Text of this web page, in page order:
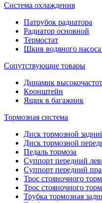
Система охлаждения
Патрубок радиатора
Радиатор основной
Термостат
Шкив водяного
Сопутствующие товары
Динамик
Кронштейн
Ящик в багажник
Тормозная система
Диск тормозной
Диск тормозной
Педаль тормоза
Суппорт передний
Суппорт передний
Трос стояночного
Трос стояночного
Трубка тормозная